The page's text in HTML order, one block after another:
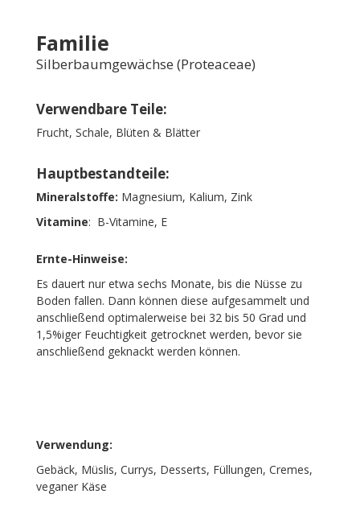
Familie
Silberbaumgewächse (Proteaceae)
Verwendbare Teile:
Frucht, Schale, Blüten & Blätter
Hauptbestandteile:
Mineralstoffe: Magnesium, Kalium, Zink
Vitamine: B-Vitamine, E
Ernte-Hinweise:
Es dauert nur etwa sechs Monate, bis die Nüsse zu
Boden fallen. Dann können diese aufgesammelt und
anschließend optimalerweise bei 32 bis 50 Grad und
1,5%iger Feuchtigkeit getrocknet werden, bevor sie
anschließend geknackt werden können.
Verwendung:
Gebäck, Müslis, Currys, Desserts, Füllungen, Cremes,
veganer Käse